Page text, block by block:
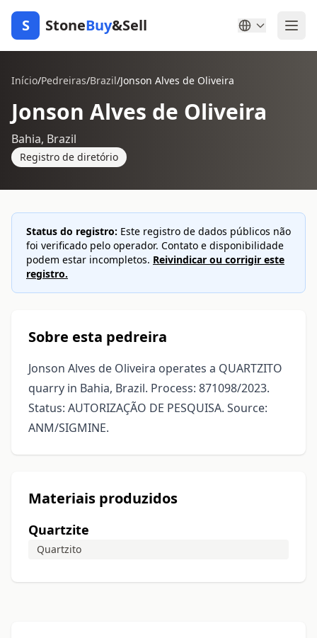
S StoneBuy&Sell
Início/Pedreiras/Brazil/Jonson Alves de Oliveira
Jonson Alves de Oliveira
Bahia, Brazil
Registro de diretório
Status do registro: Este registro de dados públicos não
foi verificado pelo operador. Contato e disponibilidade
podem estar incompletos. Reivindicar ou corrigir este
registro.
Sobre esta pedreira
Jonson Alves de Oliveira operates a QUARTZITO
quarry in Bahia, Brazil. Process: 871098/2023.
Status: AUTORIZAÇÃO DE PESQUISA. Source:
ANM/SIGMINE.
Materiais produzidos
Quartzite
Quartzito